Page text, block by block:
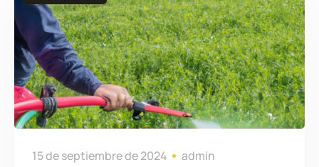
15 de septiembre de 2024 admin